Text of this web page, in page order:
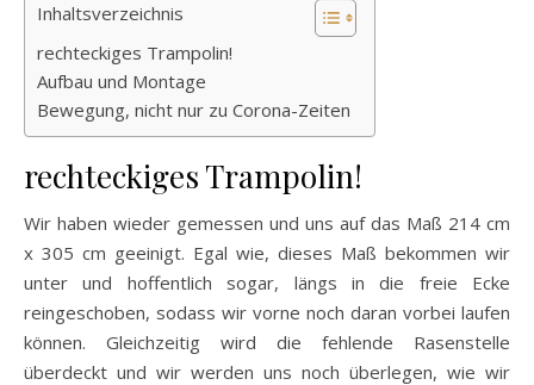
Inhaltsverzeichnis
rechteckiges Trampolin!
Aufbau und Montage
Bewegung, nicht nur zu Corona-Zeiten
rechteckiges Trampolin!
Wir haben wieder gemessen und uns auf das Maß 214 cm
x 305 cm geeinigt. Egal wie, dieses Maß bekommen wir
unter und hoffentlich sogar, längs in die freie Ecke
reingeschoben, sodass wir vorne noch daran vorbei laufen
können. Gleichzeitig wird die fehlende Rasenstelle
überdeckt und wir werden uns noch überlegen, wie wir